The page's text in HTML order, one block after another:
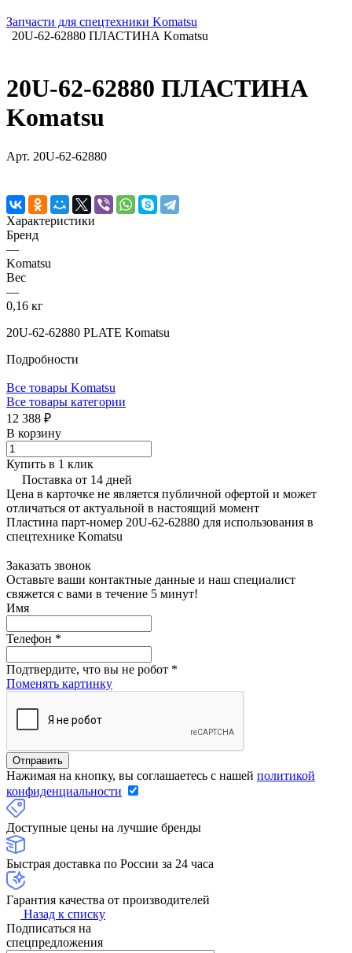
Запчасти для спецтехники Komatsu
20U-62-62880 ПЛАСТИНА Komatsu
20U-62-62880 ПЛАСТИНА
Komatsu
Арт. 20U-62-62880
Характеристики
Бренд
—
Komatsu
Вес
—
0,16 кг
20U-62-62880 PLATE Komatsu
Подробности
Все товары Komatsu
Все товары категории
12 388 ₽
В корзину
Купить в 1 клик
Поставка от 14 дней
Цена в карточке не является публичной офертой и может
отличаться от актуальной в настоящий момент
Пластина парт-номер 20U-62-62880 для использования в
спецтехнике Komatsu
Заказать звонок
Оставьте ваши контактные данные и наш специалист
свяжется с вами в течение 5 минут!
Имя
Телефон *
Подтвердите, что вы не робот *
Поменять картинку
Нажимая на кнопку, вы соглашаетесь с нашей политикой
конфиденциальности
Доступные цены на лучшие бренды
Быстрая доставка по России за 24 часа
Гарантия качества от производителей
Назад к списку
Подписаться на
спецпредложения